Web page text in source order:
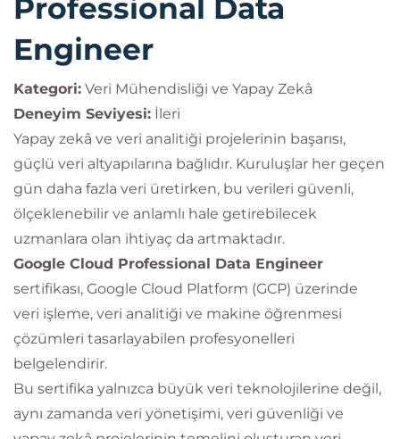
Professional Data
Engineer
Kategori: Veri Mühendisliği ve Yapay Zekâ
Deneyim Seviyesi: İleri
Yapay zekâ ve veri analitiği projelerinin başarısı,
güçlü veri altyapılarına bağlıdır. Kuruluşlar her geçen
gün daha fazla veri üretirken, bu verileri güvenli,
ölçeklenebilir ve anlamlı hale getirebilecek
uzmanlara olan ihtiyaç da artmaktadır.
Google Cloud Professional Data Engineer
sertifikası, Google Cloud Platform (GCP) üzerinde
veri işleme, veri analitiği ve makine öğrenmesi
çözümleri tasarlayabilen profesyonelleri
belgelendirir.
Bu sertifika yalnızca büyük veri teknolojilerine değil,
aynı zamanda veri yönetişimi, veri güvenliği ve